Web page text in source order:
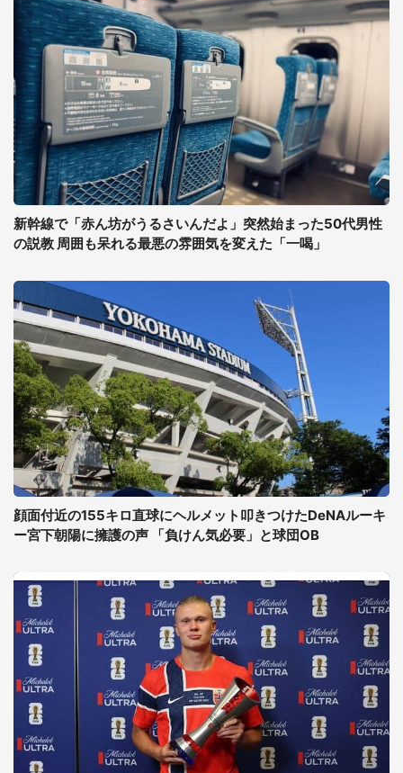
新幹線で「赤ん坊がうるさいんだよ」突然始まった50代男性
の説教 周囲も呆れる最悪の雰囲気を変えた「一喝」
顔面付近の155キロ直球にヘルメット叩きつけたDeNAルーキ
ー宮下朝陽に擁護の声 「負けん気必要」と球団OB